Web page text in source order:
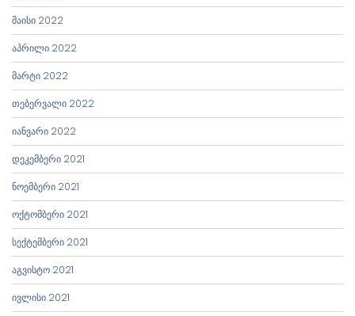
მაისი 2022
აპრილი 2022
მარტი 2022
თებერვალი 2022
იანვარი 2022
დეკემბერი 2021
ნოემბერი 2021
ოქტომბერი 2021
სექტემბერი 2021
აგვისტო 2021
ივლისი 2021